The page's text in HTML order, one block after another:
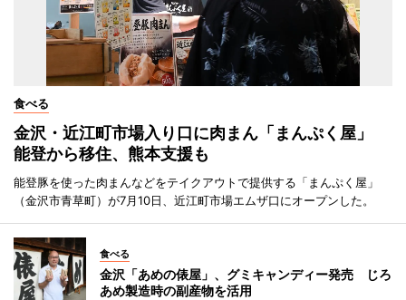
食べる
金沢・近江町市場入り口に肉まん「まんぷく屋」
能登から移住、熊本支援も
能登豚を使った肉まんなどをテイクアウトで提供する「まんぷく屋」
（金沢市青草町）が7月10日、近江町市場エムザ口にオープンした。
食べる
金沢「あめの俵屋」、グミキャンディー発売 じろ
あめ製造時の副産物を活用